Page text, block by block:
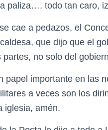
paliza…. todo tan caro,
cae a pedazos, el
que dijo que el
no solo del
papel importante en las
a veces son los
iglesia, amén.